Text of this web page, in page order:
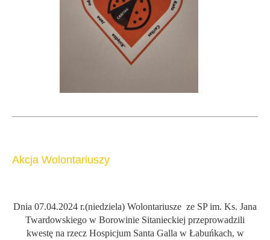
Akcja Wolontariuszy
Dnia 07.04.2024 r.(niedziela) Wolontariusze ze SP im. Ks. Jana
Twardowskiego w Borowinie Sitanieckiej przeprowadzili
kwestę na rzecz Hospicjum Santa Galla w Łabuńkach, w